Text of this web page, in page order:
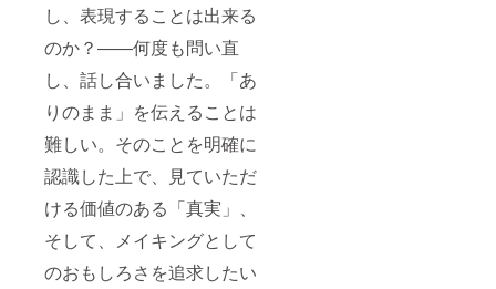
し、表現することは出来る
のか？――何度も問い直
し、話し合いました。「あ
りのまま」を伝えることは
難しい。そのことを明確に
認識した上で、見ていただ
ける価値のある「真実」、
そして、メイキングとして
のおもしろさを追求したい